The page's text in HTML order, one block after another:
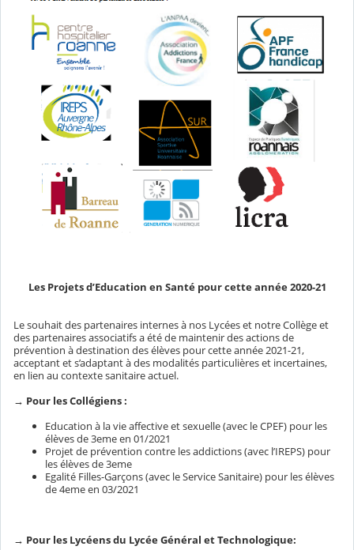
Les Projets d’Education en Santé pour cette année 2020-21
Le souhait des partenaires internes à nos Lycées et notre Collège et
des partenaires associatifs a été de maintenir des actions de
prévention à destination des élèves pour cette année 2021-21,
acceptant et s’adaptant à des modalités particulières et incertaines,
en lien au contexte sanitaire actuel.
→ Pour les Collégiens :
Education à la vie affective et sexuelle (avec le CPEF) pour les
élèves de 3eme en 01/2021
Projet de prévention contre les addictions (avec l’IREPS) pour
les élèves de 3eme
Egalité Filles-Garçons (avec le Service Sanitaire) pour les élèves
de 4eme en 03/2021
→ Pour les Lycéens du Lycée Général et Technologique: